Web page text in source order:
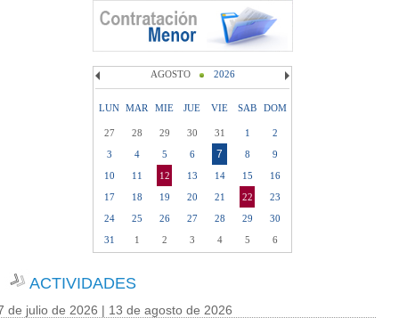
AGOSTO 2026
LUN MAR MIE JUE VIE SAB DOM
27 28 29 30 31 1
2
3
4 5 6 7 8
9
10
11 12 13 14 15
16
17
18 19 20 21 22
23
24
25 26 27 28 29
30
31
1 2 3 4 5 6
ACTIVIDADES
de julio de 2026 | 13 de agosto de 2026